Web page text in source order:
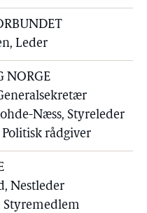
Leder
NORGE
Næss, Styreleder
rådgiver
Nestleder
Styremedlem